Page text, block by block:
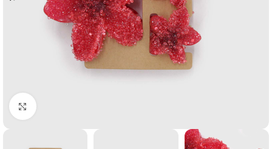
Clic para ampliar